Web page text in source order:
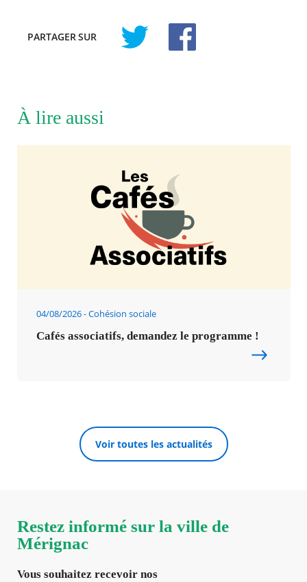
PARTAGERSUR
À lire aussi
04/08/2026 Cohésion sociale
Cafés associatifs, demandez le programme !
Voir toutes les actualités
Restez informé sur la ville de
Mérignac
Vous souhaitez recevoir nos